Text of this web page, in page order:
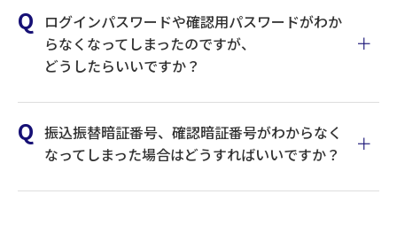
マニュアルはこちら
ログインパスワードや確認用パスワードがわか
らなくなってしまったのですが、
どうしたらいいですか？
振込振替暗証番号、確認暗証番号がわからなく
なってしまった場合はどうすればいいですか？